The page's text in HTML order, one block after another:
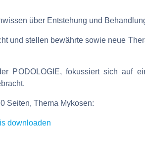
über Entstehung und
und stellen bewährte sowie neue
PODOLOGIE, fokussiert sich auf
Seiten, Thema Mykosen:
downloaden